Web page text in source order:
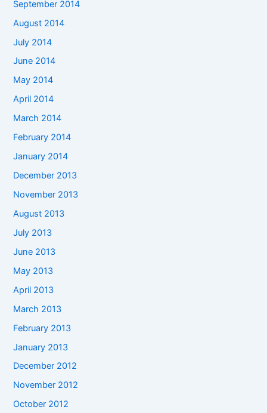
September 2014
August 2014
July 2014
June 2014
May 2014
April 2014
March 2014
February 2014
January 2014
December 2013
November 2013
August 2013
July 2013
June 2013
May 2013
April 2013
March 2013
February 2013
January 2013
December 2012
November 2012
October 2012